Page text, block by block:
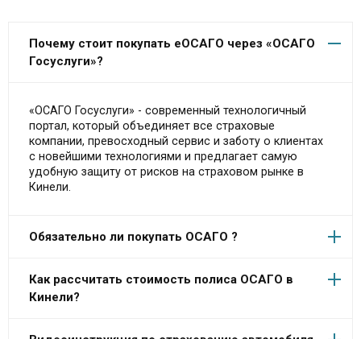
Почему стоит покупать еОСАГО через «ОСАГО
Госуслуги»?
«ОСАГО Госуслуги» - современный технологичный
портал, который объединяет все страховые
компании, превосходный сервис и заботу о клиентах
с новейшими технологиями и предлагает самую
удобную защиту от рисков на страховом рынке в
Кинели.
Обязательно ли покупать ОСАГО ?
Как рассчитать стоимость полиса ОСАГО в
Кинели?